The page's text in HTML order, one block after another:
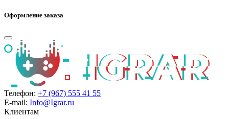
Оформление заказа
Телефон: +7 (967) 555 41 55
E-mail: Info@Igrar.ru
Клиентам